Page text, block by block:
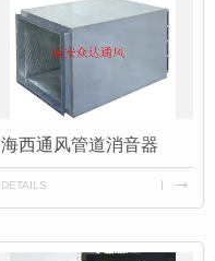
海西通风管道消音器
DETAILS